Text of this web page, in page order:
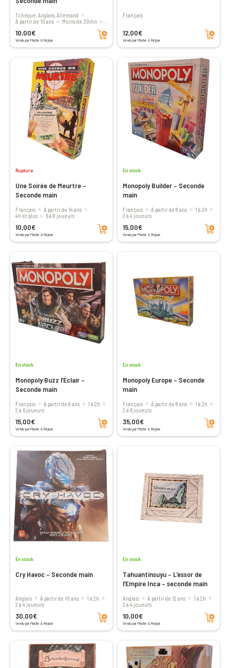
Tchèque, Anglais, Allemand
à partir de 10 ans
moins de 30mn
10,00€
Vendu par Pioche & Rejoue
Ajouter au panier
Français
12,00€
Vendu par Pioche & Rejoue
Ajouter au panier
Rupture
Une Soirée de Meurtre –
Seconde main
Français
à partir de 14 ans
4h et plus
6 à 8 joueurs
10,00€
Vendu par Pioche & Rejoue
Ajouter au panier
En stock
Monopoly Builder – Seconde
main
Français à partir de 8 ans
1 à 2h
2 à 4 joueurs
15,00€
Vendu par Pioche & Rejoue
Ajouter au panier
En stock
Monopoly Buzz l’Éclair –
Seconde main
Français à partir de 8 ans
1 à 2h
2 à 6 joueurs
15,00€
Vendu par Pioche & Rejoue
Ajouter au panier
En stock
Monopoly Europe – Seconde
main
Français à partir de 8 ans
1 à 2h
2 à 6 joueurs
35,00€
Vendu par Pioche & Rejoue
Ajouter au panier
En stock
Cry Havoc – Seconde main
Anglais à partir de 10 ans
1 à 2h
2 à 4 joueurs
30,00€
Vendu par Pioche & Rejoue
Ajouter au panier
En stock
Tahuantinsuyu – L’essor de
l’Empire Inca – seconde main
Anglais à partir de 12 ans
1 à 2h
2 à 4 joueurs
10,00€
Vendu par Pioche & Rejoue
Ajouter au panier